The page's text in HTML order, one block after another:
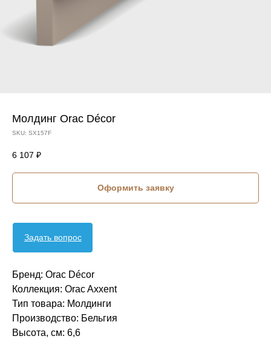
Молдинг Orac Décor
SKU: SX157F
6 107 ₽
Оформить заявку
Задать вопрос
Бренд: Orac Décor
Коллекция: Orac Axxent
Тип товара: Молдинги
Производство: Бельгия
Высота, см: 6,6